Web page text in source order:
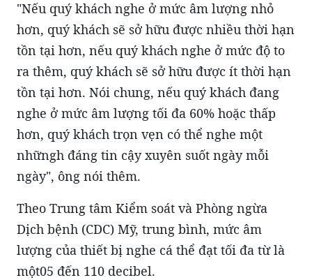
"Nếu quý khách nghe ở mức âm lượng nhỏ
hơn, quý khách sẽ sở hữu được nhiều thời hạn
tồn tại hơn, nếu quý khách nghe ở mức độ to
ra thêm, quý khách sẽ sở hữu được ít thời hạn
tồn tại hơn. Nói chung, nếu quý khách đang
nghe ở mức âm lượng tối đa 60% hoặc thấp
hơn, quý khách trọn vẹn có thể nghe một
nhữngh đáng tin cậy xuyên suốt ngày mỗi
ngày", ông nói thêm.
Theo Trung tâm Kiểm soát và Phòng ngừa
Dịch bệnh (CDC) Mỹ, trung bình, mức âm
lượng của thiết bị nghe cá thể đạt tối đa từ là
một05 đến 110 decibel.